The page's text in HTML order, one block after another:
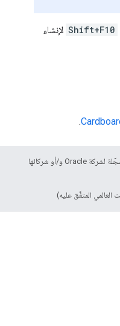
Shift+F10 لإنشاء
.
جميع الحقوق محفوظة. إنّ Java علامة تجارية مسجَّلة لشركة Oracle و/أو شركائها